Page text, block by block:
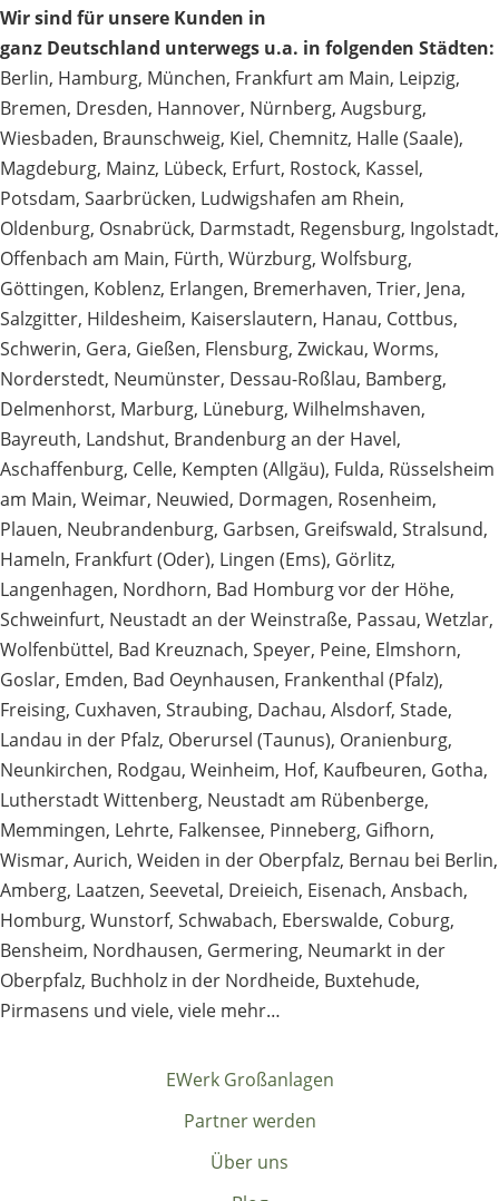
Wir sind für unsere Kunden in
ganz Deutschland unterwegs u.a. in folgenden Städten:
Berlin, Hamburg, München, Frankfurt am Main, Leipzig,
Bremen, Dresden, Hannover, Nürnberg, Augsburg,
Wiesbaden, Braunschweig, Kiel, Chemnitz, Halle (Saale),
Magdeburg, Mainz, Lübeck, Erfurt, Rostock, Kassel,
Potsdam, Saarbrücken, Ludwigshafen am Rhein,
Oldenburg, Osnabrück, Darmstadt, Regensburg, Ingolstadt,
Offenbach am Main, Fürth, Würzburg, Wolfsburg,
Göttingen, Koblenz, Erlangen, Bremerhaven, Trier, Jena,
Salzgitter, Hildesheim, Kaiserslautern, Hanau, Cottbus,
Schwerin, Gera, Gießen, Flensburg, Zwickau, Worms,
Norderstedt, Neumünster, Dessau-Roßlau, Bamberg,
Delmenhorst, Marburg, Lüneburg, Wilhelmshaven,
Bayreuth, Landshut, Brandenburg an der Havel,
Aschaffenburg, Celle, Kempten (Allgäu), Fulda, Rüsselsheim
am Main, Weimar, Neuwied, Dormagen, Rosenheim,
Plauen, Neubrandenburg, Garbsen, Greifswald, Stralsund,
Hameln, Frankfurt (Oder), Lingen (Ems), Görlitz,
Langenhagen, Nordhorn, Bad Homburg vor der Höhe,
Schweinfurt, Neustadt an der Weinstraße, Passau, Wetzlar,
Wolfenbüttel, Bad Kreuznach, Speyer, Peine, Elmshorn,
Goslar, Emden, Bad Oeynhausen, Frankenthal (Pfalz),
Freising, Cuxhaven, Straubing, Dachau, Alsdorf, Stade,
Landau in der Pfalz, Oberursel (Taunus), Oranienburg,
Neunkirchen, Rodgau, Weinheim, Hof, Kaufbeuren, Gotha,
Lutherstadt Wittenberg, Neustadt am Rübenberge,
Memmingen, Lehrte, Falkensee, Pinneberg, Gifhorn,
Wismar, Aurich, Weiden in der Oberpfalz, Bernau bei Berlin,
Amberg, Laatzen, Seevetal, Dreieich, Eisenach, Ansbach,
Homburg, Wunstorf, Schwabach, Eberswalde, Coburg,
Bensheim, Nordhausen, Germering, Neumarkt in der
Oberpfalz, Buchholz in der Nordheide, Buxtehude,
Pirmasens und viele, viele mehr…
EWerk Großanlagen
Partner werden
Über uns